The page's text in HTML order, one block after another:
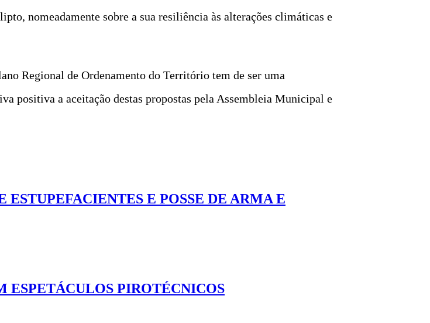
nomeadamente sobre a sua resiliência às alterações climáticas e
Regional de Ordenamento do Território tem de ser uma
positiva a aceitação destas propostas pela Assembleia Municipal e
E POSSE DE ARMA E
ESPETÁCULOS PIROTÉCNICOS